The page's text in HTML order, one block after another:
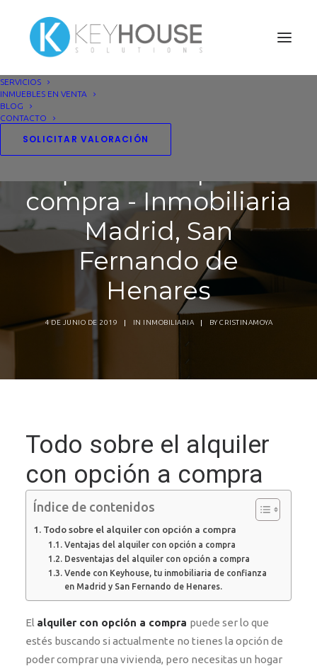
SERVICIOS
INMUEBLES EN VENTA
BLOG
CONTACTO
SOLICITAR VALORACIÓN
Todo sobre el
compra - Inmobiliaria
Madrid, San
Fernando de
Henares
4 DE JUNIO DE 2019 | IN INMOBILIARIA | BY CRISTINAMOYA
Todo sobre el alquiler
con opción a compra
Índice de contenidos
Todo sobre el alquiler con opción a compra
Ventajas del alquiler con opción a compra
Desventajas del alquiler con opción a compra
Vende con Keyhouse, tu inmobiliaria de confianza
en Madrid y San Fernando de Henares.
El alquiler con opción a compra puede ser lo que
estés buscando si actualmente no tienes la opción de
poder comprar una vivienda, pero necesitas un hogar